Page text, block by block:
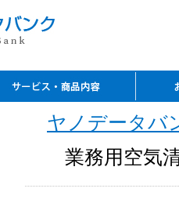
閲覧
電子
（
レファレンスサービス
YDBコピーサービス
デジタルコンテンツ
マー
オン
これ
市場
TSR
セミナーのご案内
閲覧室アクセス
お問
（入
ご入
ご契
よく
ご案
ヤノデータバ
業務用空気